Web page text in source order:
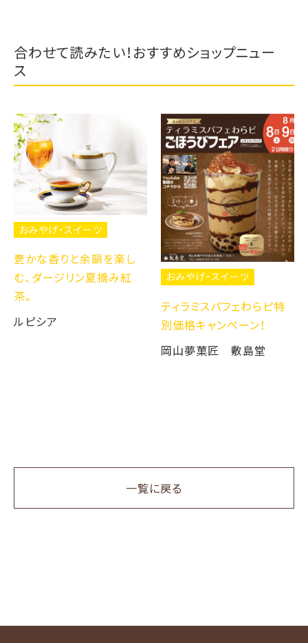
合わせて読みたい！おすすめショップニュー
ス
おみやげ・スイーツ
豊かな香りと余韻を楽し
む、ダージリン夏摘み紅
茶。
ルピシア
おみやげ・スイーツ
ティラミスパフェわらピ特
別価格キャンペーン！
岡山夢菓匠 敷島堂
一覧に戻る